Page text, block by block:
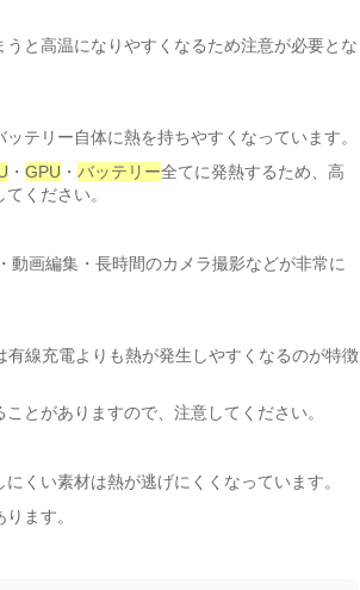
と高温になりやすくなるため注意が必要とな
ッテリー自体に熱を持ちやすくなっています。
・ GPU ・ バッテリー全てに発熱するため、高
ください。
動画編集・長時間のカメラ撮影などが非常に
有線充電よりも熱が発生しやすくなるのが特徴
とがありますので、注意してください。
くい素材は熱が逃げにくくなっています。
ます。